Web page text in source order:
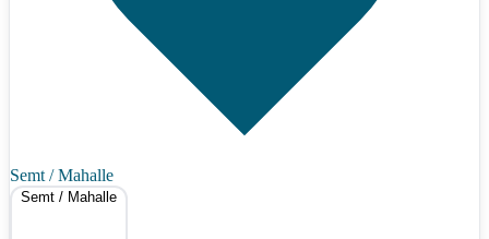
Semt / Mahalle
Semt / Mahalle